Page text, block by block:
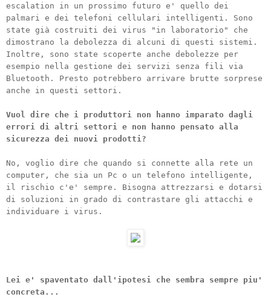
escalation in un prossimo futuro e' quello dei
palmari e dei telefoni cellulari intelligenti. Sono
state già costruiti dei virus "in laboratorio" che
dimostrano la debolezza di alcuni di questi sistemi.
Inoltre, sono state scoperte anche debolezze per
esempio nella gestione dei servizi senza fili via
Bluetooth. Presto potrebbero arrivare brutte sorprese
anche in questi settori.
Vuol dire che i produttori non hanno imparato dagli
errori di altri settori e non hanno pensato alla
sicurezza dei nuovi prodotti?
No, voglio dire che quando si connette alla rete un
computer, che sia un Pc o un telefono intelligente,
il rischio c'e' sempre. Bisogna attrezzarsi e dotarsi
di soluzioni in grado di contrastare gli attacchi e
individuare i virus.
Lei e' spaventato dall'ipotesi che sembra sempre piu'
concreta...